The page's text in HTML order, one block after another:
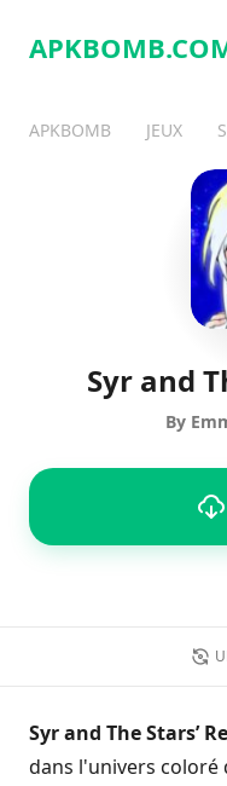
APKBOMB.
APKBOMB JEUX
Syr and
By
Syr and The Stars’
dans l'univers coloré